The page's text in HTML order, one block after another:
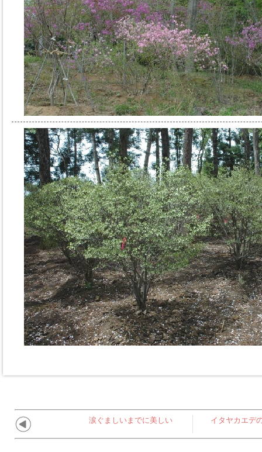
涙ぐましいまでに美しい イタヤカエデ